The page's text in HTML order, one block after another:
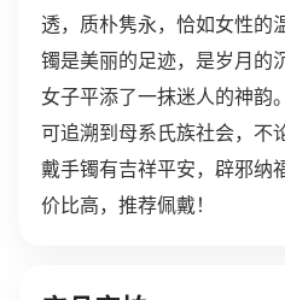
透，质朴隽永，恰如女性的
镯是美丽的足迹，是岁月的
女子平添了一抹迷人的神韵
可追溯到母系氏族社会，不
戴手镯有吉祥平安，辟邪纳
价比高，推荐佩戴！